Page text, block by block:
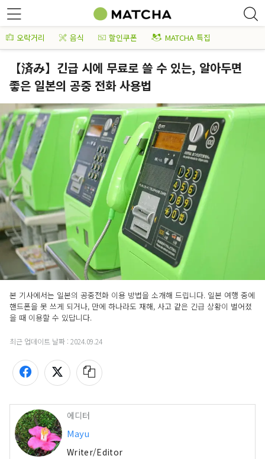
오락거리 음식 할인쿠폰 MATCHA 특집
【済み】긴급 시에 무료로 쓸 수 있는, 알아두면
좋은 일본의 공중 전화 사용법
본 기사에서는 일본의 공중전화 이용 방법을 소개해 드립니다. 일본 여행 중에
핸드폰을 못 쓰게 되거나, 만에 하나라도 재해, 사고 같은 긴급 상황이 벌어졌
을 때 이용할 수 있답니다.
최근 업데이트 날짜 : 2024.09.24
에디터
Mayu
Writer/Editor